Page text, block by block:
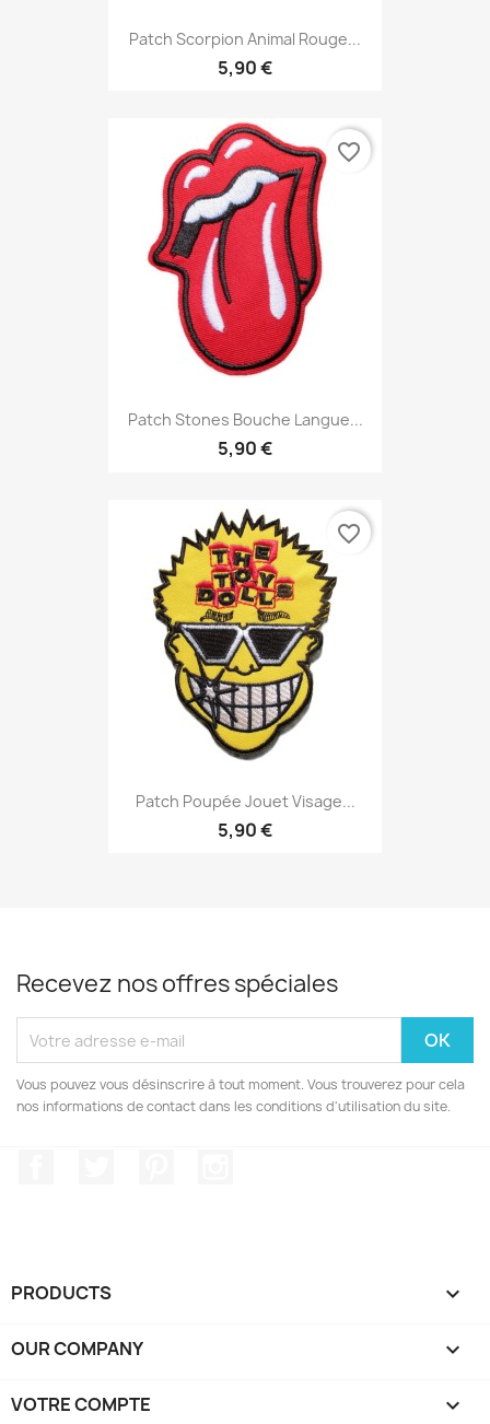
Patch Scorpion Animal Rouge...
5,90 €
Patch Stones Bouche Langue...
5,90 €
favorite_border
Patch Poupée Jouet Visage...
5,90 €
favorite_border
Recevez nos offres spéciales
Vous pouvez vous désinscrire à tout moment. Vous trouverez pour cela
nos informations de contact dans les conditions d'utilisation du site.
PRODUCTS 
OUR COMPANY 
VOTRE COMPTE 